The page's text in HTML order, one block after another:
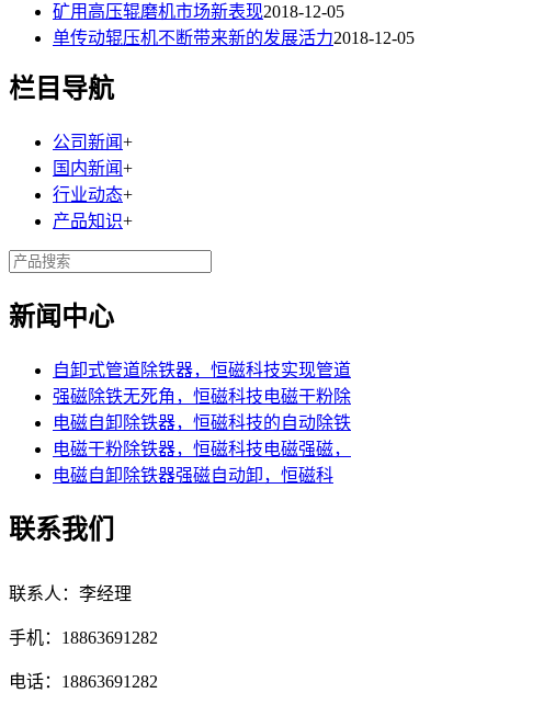
矿用高压辊磨机市场新表现2018-12-05
单传动辊压机不断带来新的发展活力2018-12-05
栏目导航
公司新闻+
国内新闻+
行业动态+
产品知识+
新闻中心
自卸式管道除铁器，恒磁科技实现管道
强磁除铁无死角，恒磁科技电磁干粉除
电磁自卸除铁器，恒磁科技的自动除铁
电磁干粉除铁器，恒磁科技电磁强磁，
电磁自卸除铁器强磁自动卸，恒磁科
联系我们
联系人：李经理
手机：18863691282
电话：18863691282